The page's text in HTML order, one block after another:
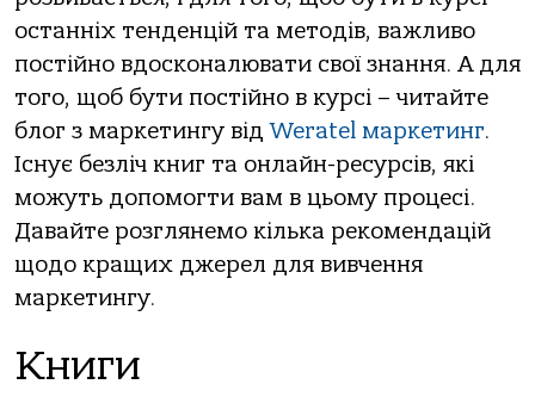
останніх тенденцій та методів, важливо
постійно вдосконалювати свої знання. А для
того, щоб бути постійно в курсі – читайте
блог з маркетингу відWeratel маркетинг.
Існує безліч книг та онлайн-ресурсів, які
можуть допомогти вам в цьому процесі.
Давайте розглянемо кілька рекомендацій
щодо кращих джерел для вивчення
маркетингу.
Книги